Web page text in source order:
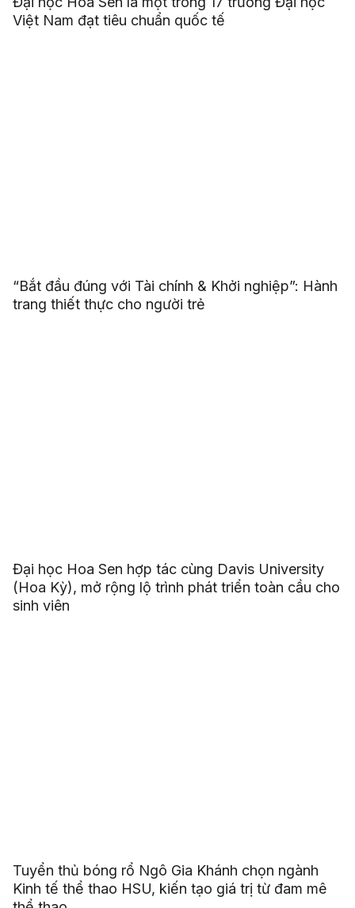
Việt Nam đạt tiêu chuẩn quốc tế
“Bắt đầu đúng với Tài chính & Khởi nghiệp”: Hành
trang thiết thực cho người trẻ
Đại học Hoa Sen hợp tác cùng Davis University
(Hoa Kỳ), mở rộng lộ trình phát triển toàn cầu cho
sinh viên
Tuyển thủ bóng rổ Ngô Gia Khánh chọn ngành
Kinh tế thể thao HSU, kiến tạo giá trị từ đam mê